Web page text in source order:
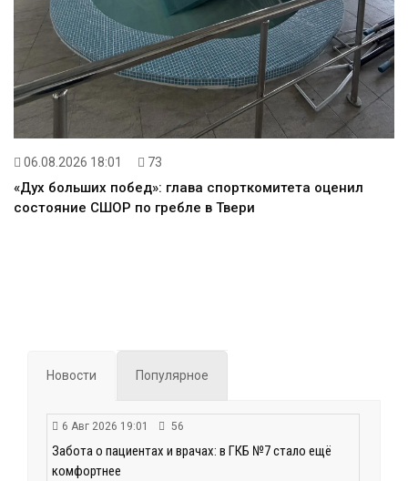
06.08.2026 18:01 73
«Дух больших побед»: глава спорткомитета оценил
состояние СШОР по гребле в Твери
Новости Популярное
6 Авг 2026 19:01 56
Забота о пациентах и врачах: в ГКБ №7 стало ещё
комфортнее